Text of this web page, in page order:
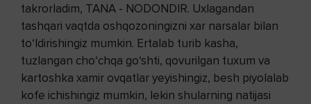
takrorladim, TANA - NODONDIR. Uxlagandan
tashqari vaqtda oshqozoningizni xar narsalar bilan
to‘ldirishingiz mumkin. Ertalab turib kasha,
tuzlangan cho‘chqa go‘shti, qovurilgan tuxum va
kartoshka xamir ovqatlar yeyishingiz, besh piyolalab
kofe ichishingiz mumkin, lekin shularning natijasi